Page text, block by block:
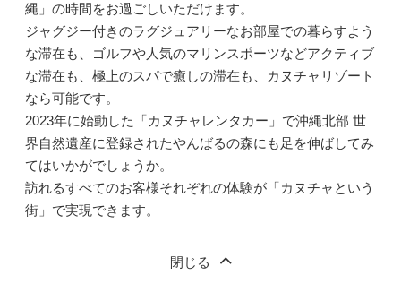
縄」の時間をお過ごしいただけます。
ジャグジー付きのラグジュアリーなお部屋での暮らすよう
な滞在も、ゴルフや人気のマリンスポーツなどアクティブ
な滞在も、極上のスパで癒しの滞在も、カヌチャリゾート
なら可能です。
2023年に始動した「カヌチャレンタカー」で沖縄北部 世
界自然遺産に登録されたやんばるの森にも足を伸ばしてみ
てはいかがでしょうか。
訪れるすべてのお客様それぞれの体験が「カヌチャという
街」で実現できます。
閉じる